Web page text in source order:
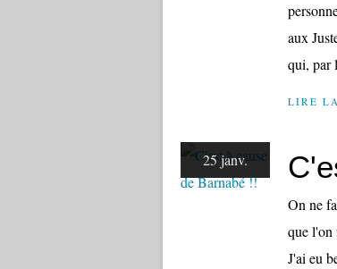
aux
qui, par
LIRE
25 janv.
On ne
que l'on
J'ai eu